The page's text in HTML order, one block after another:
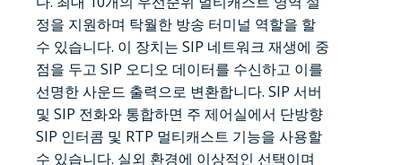
정을 지원하며 탁월한 방송 터미널 역할을 할
수 있습니다. 이 장치는 SIP 네트워크 재생에 중
점을 두고 SIP 오디오 데이터를 수신하고 이를
선명한 사운드 출력으로 변환합니다. SIP 서버
및 SIP 전화와 통합하면 주 제어실에서 단방향
SIP 인터콤 및 RTP 멀티캐스트 기능을 사용할
수 있습니다. 실외 환경에 이상적인 선택이며